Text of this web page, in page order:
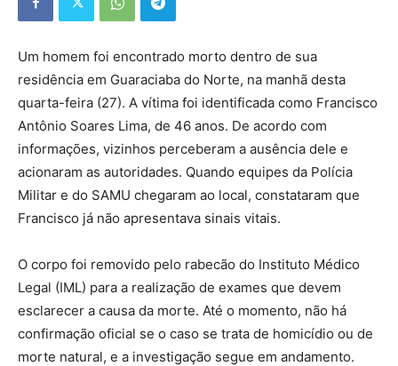
Um homem foi encontrado morto dentro de sua
residência em Guaraciaba do Norte, na manhã desta
quarta-feira (27). A vítima foi identificada como Francisco
Antônio Soares Lima, de 46 anos. De acordo com
informações, vizinhos perceberam a ausência dele e
acionaram as autoridades. Quando equipes da Polícia
Militar e do SAMU chegaram ao local, constataram que
Francisco já não apresentava sinais vitais.
O corpo foi removido pelo rabecão do Instituto Médico
Legal (IML) para a realização de exames que devem
esclarecer a causa da morte. Até o momento, não há
confirmação oficial se o caso se trata de homicídio ou de
morte natural, e a investigação segue em andamento.